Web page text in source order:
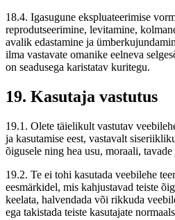
18.4. Igasugune ekspluateerimise
reprodutseerimine, levitamine,
avalik edastamine ja
ilma vastavate omanike eelneva
on seadusega karistatav kuritegu.
19. Kasutaja vastutus
19.1. Olete täielikult vastutav
ja kasutamise eest, vastavalt
õigusele ning hea usu, moraali,
19.2. Te ei tohi kasutada veebilehe
eesmärkidel, mis kahjustavad teiste
keelata, halvendada või rikkuda
ega takistada teiste kasutajate